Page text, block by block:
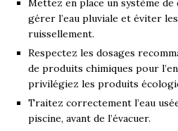
Mettez en place un système de
gérer l’eau pluviale et éviter
ruissellement.
Respectez les dosages
de produits chimiques pour
privilégiez les produits
Traitez correctement l’eau
piscine, avant de l’évacuer.